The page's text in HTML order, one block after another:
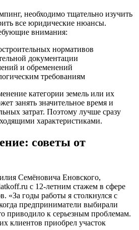
необходимо тщательно изучить
все юридические нюансы.
внимания:
нормативов
документации
и обременений
требованиям
категории земель или их
занять значительное время и
затрат. Поэтому лучше сразу
характеристиками.
советы от
Семёновича Еновского,
с 12-летним стажем в сфере
«За годы работы я столкнулся с
предприниматели выбирали
приводило к серьезным проблемам.
клиентов приобрел участок